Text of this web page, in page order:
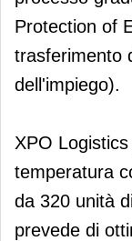
Protection of
trasferimento
dell'impiego).
XPO
temperatura
da 320 unità
prevede di